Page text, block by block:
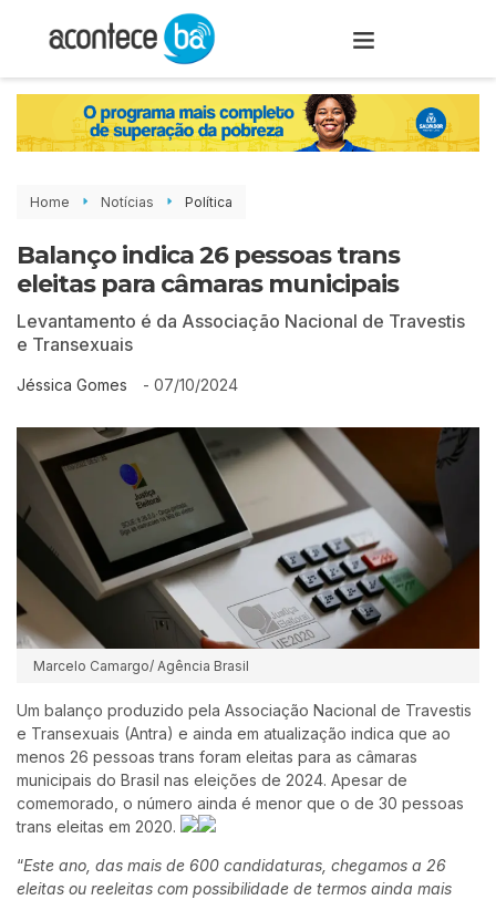
Home Notícias Política
Balanço indica 26 pessoas trans
eleitas para câmaras municipais
Levantamento é da Associação Nacional de Travestis
e Transexuais
Jéssica Gomes - 07/10/2024
Marcelo Camargo/ Agência Brasil
Um balanço produzido pela Associação Nacional de Travestis
e Transexuais (Antra) e ainda em atualização indica que ao
menos 26 pessoas trans foram eleitas para as câmaras
municipais do Brasil nas eleições de 2024. Apesar de
comemorado, o número ainda é menor que o de 30 pessoas
trans eleitas em 2020.
“Este ano, das mais de 600 candidaturas, chegamos a 26
eleitas ou reeleitas com possibilidade de termos ainda mais